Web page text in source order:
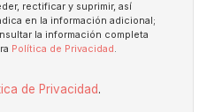
rectificar y suprimir, así
en la información adicional;
la información completa
Política de Privacidad .
de Privacidad.